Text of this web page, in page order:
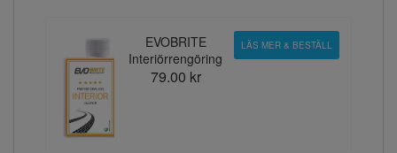
EVOBRITE
Interiörrengöring
79.00 kr
LÄS MER & BESTÄLL